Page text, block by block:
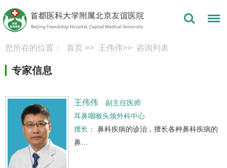
您所在的位置： 首页 >> 王伟伟>> 咨询列表
专家信息
王伟伟
副主任医师
耳鼻咽喉头颈外科中心
擅长：
鼻科疾病的诊治，擅长各种鼻科疾病的
鼻…